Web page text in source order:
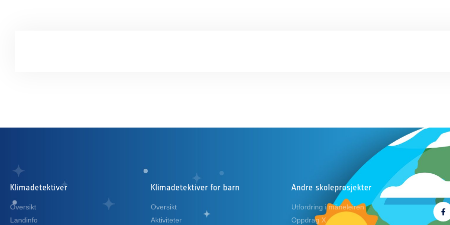
Klimadetektiver
Oversikt
Landinfo
Klimadetektiver for barn
Oversikt
Aktiviteter
Andre skoleprosjekter
Utfordring i måneleiren
Oppdrag X